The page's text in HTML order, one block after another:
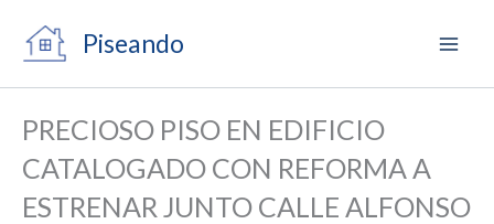
contenido
Piseando
PRECIOSO PISO EN EDIFICIO
CATALOGADO CON REFORMA A
ESTRENAR JUNTO CALLE ALFONSO